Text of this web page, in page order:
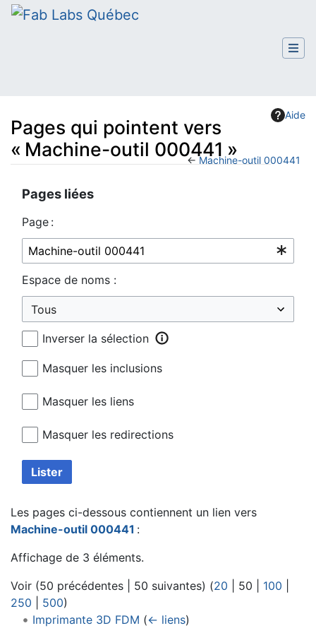
Aide
Pages qui pointent vers
« Machine-outil 000441 »
←Machine-outil 000441
Pages liées
Page :
Espace de noms :
Inverser la sélection
Masquer les inclusions
Masquer les liens
Masquer les redirections
Lister
Les pages ci-dessous contiennent un lien vers
Machine-outil 000441 :
Affichage de 3 éléments.
Voir (50 précédentes 50 suivantes) (20 50 100
250
500)
Imprimante 3D FDM (← liens)